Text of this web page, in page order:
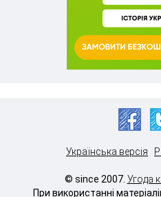
Українська версія
© since 2007. Угода
При використанні